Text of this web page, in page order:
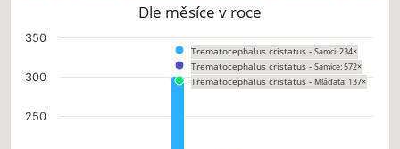
Dle měsíce v roce
Chart
The chart has 1 X axis displaying categories.
The chart has 1 Y axis displaying values. Data ranges from 0 to 301.
Trematocephalus cristatus - Samci: 234×
Trematocephalus cristatus - Samice: 572×
Trematocephalus cristatus - Mláďata: 137×
250
300
350